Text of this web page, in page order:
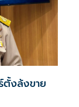
งล้งขาย